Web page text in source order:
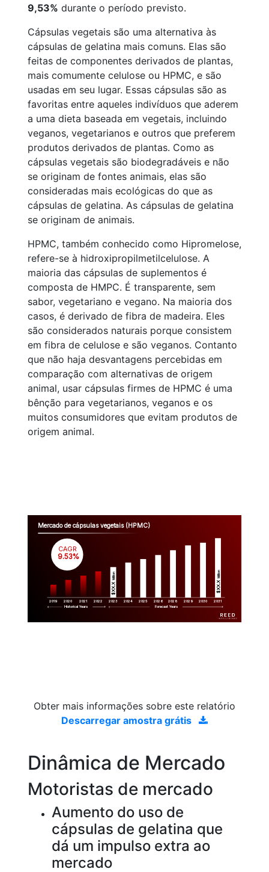
9,53% durante o período previsto.
Cápsulas vegetais são uma alternativa às
cápsulas de gelatina mais comuns. Elas são
feitas de componentes derivados de plantas,
mais comumente celulose ou HPMC, e são
usadas em seu lugar. Essas cápsulas são as
favoritas entre aqueles indivíduos que aderem
a uma dieta baseada em vegetais, incluindo
veganos, vegetarianos e outros que preferem
produtos derivados de plantas. Como as
cápsulas vegetais são biodegradáveis e não
se originam de fontes animais, elas são
consideradas mais ecológicas do que as
cápsulas de gelatina. As cápsulas de gelatina
se originam de animais.
HPMC, também conhecido como Hipromelose,
refere-se à hidroxipropilmetilcelulose. A
maioria das cápsulas de suplementos é
composta de HMPC. É transparente, sem
sabor, vegetariano e vegano. Na maioria dos
casos, é derivado de fibra de madeira. Eles
são considerados naturais porque consistem
em fibra de celulose e são veganos. Contanto
que não haja desvantagens percebidas em
comparação com alternativas de origem
animal, usar cápsulas firmes de HPMC é uma
bênção para vegetarianos, veganos e os
muitos consumidores que evitam produtos de
origem animal.
Mercado de cápsulas vegetais (HPMC)
2019 2020 2021 2022 2023 2024 2025 2026 2028 2029 2030 2031
$XX.X
Million
$XX.X
Million
CAGR
9.53%
Historical Years Forecast Years
Obter mais informações sobre este relatório
Descarregar amostra grátis
Dinâmica de Mercado
Motoristas de mercado
Aumento do uso de
cápsulas de gelatina que
dá um impulso extra ao
mercado